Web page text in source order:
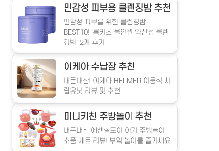
민감성 피부용 클렌징밤 추천
민감성 피부를 위한 클렌징밤
BEST10! '록키스 올인원 약산성 클렌
징밤' 2개 후기
이케아 수납장 추천
내돈내산! 이케아 HELMER 이동식 서
랍유닛 리뷰 및 추천
미니키친 주방놀이 추천
내돈내산 에센셜토이 아기 주방놀이
소품 세트 리뷰! 부엌 놀이를 즐기세요